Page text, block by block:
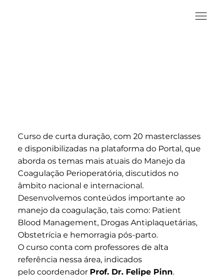
Curso de curta duração, com 20 masterclasses
e disponibilizadas na plataforma do Portal, que
aborda os temas mais atuais do Manejo da
Coagulação Perioperatória, discutidos no
âmbito nacional e internacional.
Desenvolvemos conteúdos importante ao
manejo da coagulação, tais como: Patient
Blood Management, Drogas Antiplaquetárias,
Obstetrícia e hemorragia pós-parto.
O curso conta com professores de alta
referência nessa área, indicados
pelo coordenador Prof. Dr. Felipe Pinn.